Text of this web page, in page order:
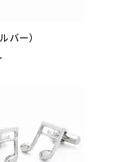
バー）